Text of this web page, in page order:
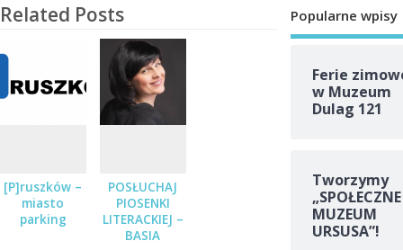
Related Posts
[P]ruszków –
miasto
parking
POSŁUCHAJ
PIOSENKI
LITERACKIEJ –
BASIA
Popularne wpisy
Ferie
w Muzeum
Dulag 121
Tworzymy
„SPOŁECZNE
MUZEUM
URSUSA”!